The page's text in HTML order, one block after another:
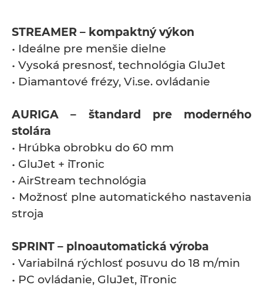
STREAMER – kompaktný výkon
• Ideálne pre menšie dielne
• Vysoká presnosť, technológia GluJet
• Diamantové frézy, Vi.se. ovládanie
AURIGA – štandard pre moderného
stolára
• Hrúbka obrobku do 60 mm
• GluJet + iTronic
• AirStream technológia
• Možnosť plne automatického nastavenia
stroja
SPRINT – plnoautomatická výroba
• Variabilná rýchlosť posuvu do 18 m/min
• PC ovládanie, GluJet, iTronic